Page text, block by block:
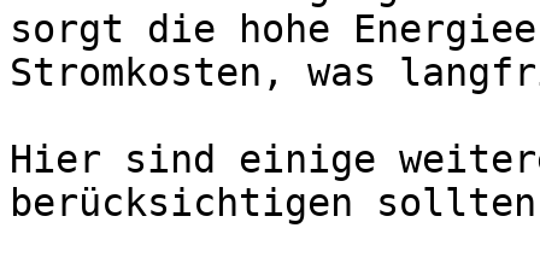
sorgt die hohe
Stromkosten, was
Hier sind einige
berücksichtigen